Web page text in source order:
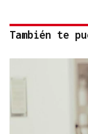
También te